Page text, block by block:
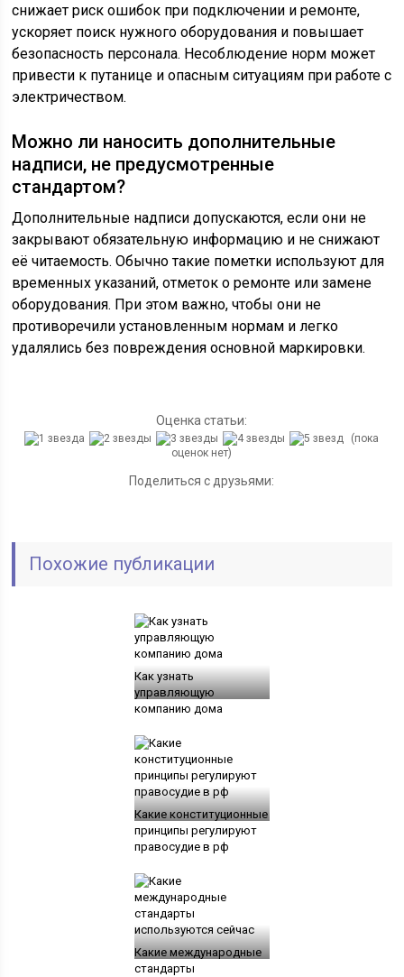
снижает риск ошибок при подключении и ремонте,
ускоряет поиск нужного оборудования и повышает
безопасность персонала. Несоблюдение норм может
привести к путанице и опасным ситуациям при работе с
электричеством.
Можно ли наносить дополнительные
надписи, не предусмотренные
стандартом?
Дополнительные надписи допускаются, если они не
закрывают обязательную информацию и не снижают
её читаемость. Обычно такие пометки используют для
временных указаний, отметок о ремонте или замене
оборудования. При этом важно, чтобы они не
противоречили установленным нормам и легко
удалялись без повреждения основной маркировки.
Оценка статьи:
(пока
оценок нет)
Поделиться с друзьями:
Похожие публикации
Как узнать
управляющую
компанию дома
Какие конституционные
принципы регулируют
правосудие в рф
Какие международные
стандарты